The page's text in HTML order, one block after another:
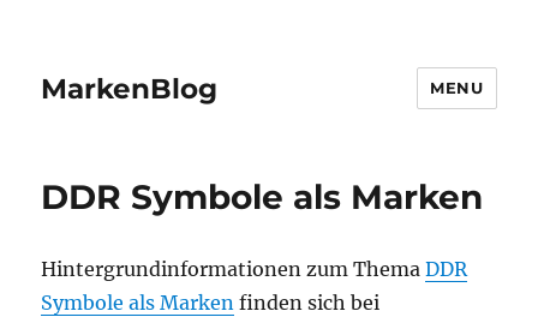
MarkenBlog MENU
DDR Symbole als Marken
Hintergrundinformationen zum ThemaDDR
Symbole als Marken finden sich bei